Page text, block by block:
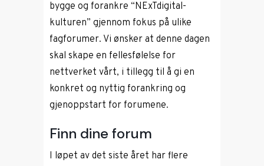
bygge og forankre “NExTdigital-
kulturen” gjennom fokus på ulike
fagforumer. Vi ønsker at denne dagen
skal skape en fellesfølelse for
nettverket vårt, i tillegg til å gi en
konkret og nyttig forankring og
gjenoppstart for forumene.
Finn dine forum
I løpet av det siste året har flere